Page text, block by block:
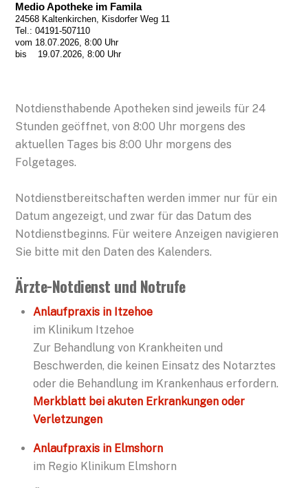
Medio Apotheke im Famila
24568 Kaltenkirchen, Kisdorfer Weg 11
Tel.: 04191-507110
vom 18.07.2026, 8:00 Uhr
bis 19.07.2026, 8:00 Uhr
Notdiensthabende Apotheken sind jeweils für 24
Stunden geöffnet, von 8:00 Uhr morgens des
aktuellen Tages bis 8:00 Uhr morgens des
Folgetages.
Notdienstbereitschaften werden immer nur für ein
Datum angezeigt, und zwar für das Datum des
Notdienstbeginns. Für weitere Anzeigen navigieren
Sie bitte mit den Daten des Kalenders.
Ärzte-Notdienst und Notrufe
Anlaufpraxis in Itzehoe
im Klinikum Itzehoe
Zur Behandlung von Krankheiten und
Beschwerden, die keinen Einsatz des Notarztes
oder die Behandlung im Krankenhaus erfordern.
Merkblatt bei akuten Erkrankungen oder
Verletzungen
Anlaufpraxis in Elmshorn
im Regio Klinikum Elmshorn